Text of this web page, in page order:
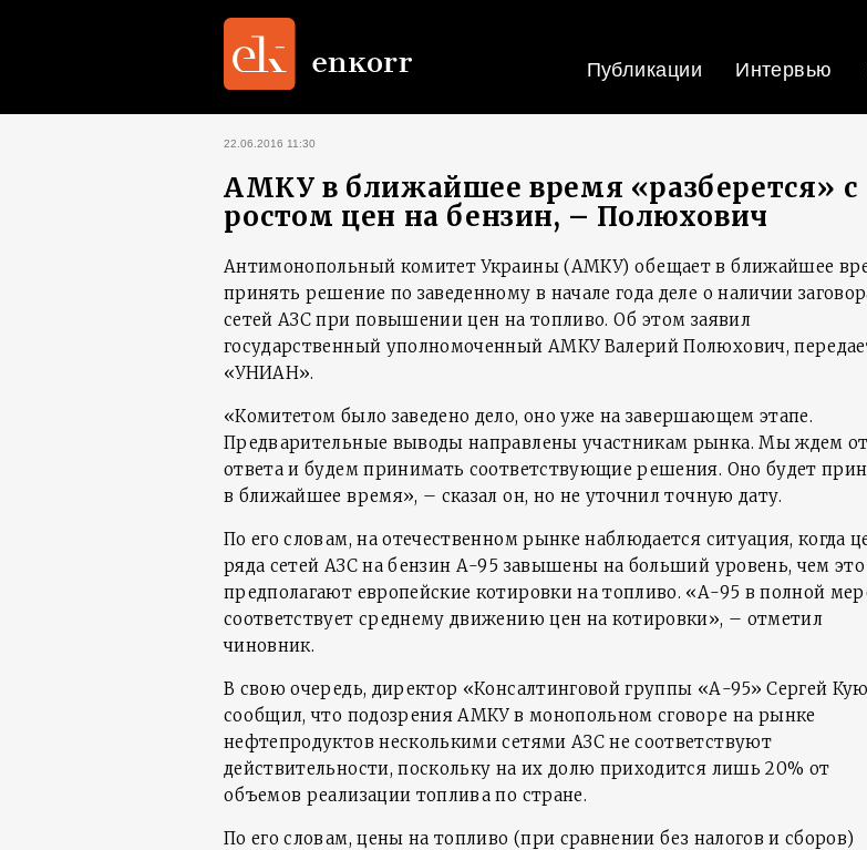
Публикации Интервью
22.06.2016 11:30
АМКУ в ближайшее время «разберется» с
ростом цен на бензин, – Полюхович
Антимонопольный комитет Украины (АМКУ) обещает в ближайшее
принять решение по заведенному в начале года деле о наличии
сетей АЗС при повышении цен на топливо. Об этом заявил
государственный уполномоченный АМКУ Валерий Полюхович,
«УНИАН».
«Комитетом было заведено дело, оно уже на завершающем этапе.
Предварительные выводы направлены участникам рынка. Мы ждем
ответа и будем принимать соответствующие решения. Оно будет
в ближайшее время», – сказал он, но не уточнил точную дату.
По его словам, на отечественном рынке наблюдается ситуация, когда
ряда сетей АЗС на бензин А-95 завышены на больший уровень, чем это
предполагают европейские котировки на топливо. «А-95 в полной
соответствует среднему движению цен на котировки», – отметил
чиновник.
В свою очередь, директор «Консалтинговой группы «А-95» Сергей
сообщил, что подозрения АМКУ в монопольном сговоре на рынке
нефтепродуктов несколькими сетями АЗС не соответствуют
действительности, поскольку на их долю приходится лишь 20% от
объемов реализации топлива по стране.
По его словам, цены на топливо (при сравнении без налогов и сборов)